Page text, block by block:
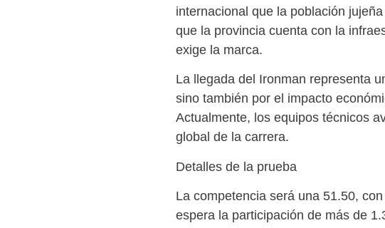
internacional que la población
que la provincia cuenta con la
exige la marca.
La llegada del Ironman representa
sino también por el impacto
Actualmente, los equipos técnicos
global de la carrera.
Detalles de la prueba
La competencia será una 51.50,
espera la participación de más de